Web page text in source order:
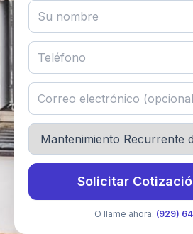
Solicitar
O llame ahora: (929)